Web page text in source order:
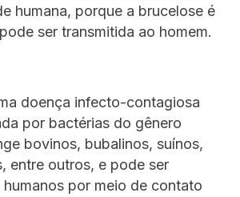
humana, porque a brucelose é
ser transmitida ao homem.
doença infecto-contagiosa
por bactérias do gênero
bovinos, bubalinos, suínos,
entre outros, e pode ser
por meio de contato